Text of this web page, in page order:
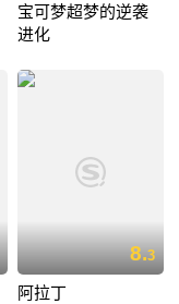
宝可梦超梦的逆袭
进化
8.3
阿拉丁